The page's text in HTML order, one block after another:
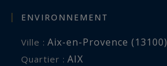
ENVIRONNEMENT
Ville : Aix-en-Provence (13100)
Quartier : AIX